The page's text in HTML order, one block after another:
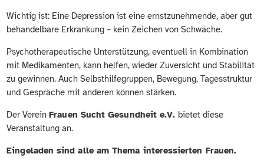
Wichtig ist: Eine Depression ist eine ernstzunehmende, aber gut
behandelbare Erkrankung – kein Zeichen von Schwäche.
Psychotherapeutische Unterstützung, eventuell in Kombination
mit Medikamenten, kann helfen, wieder Zuversicht und Stabilität
zu gewinnen. Auch Selbsthilfegruppen, Bewegung, Tagesstruktur
und Gespräche mit anderen können stärken.
Der VereinFrauen Sucht Gesundheit e.V. bietet diese
Veranstaltung an.
Eingeladen sind alle am Thema interessierten Frauen.